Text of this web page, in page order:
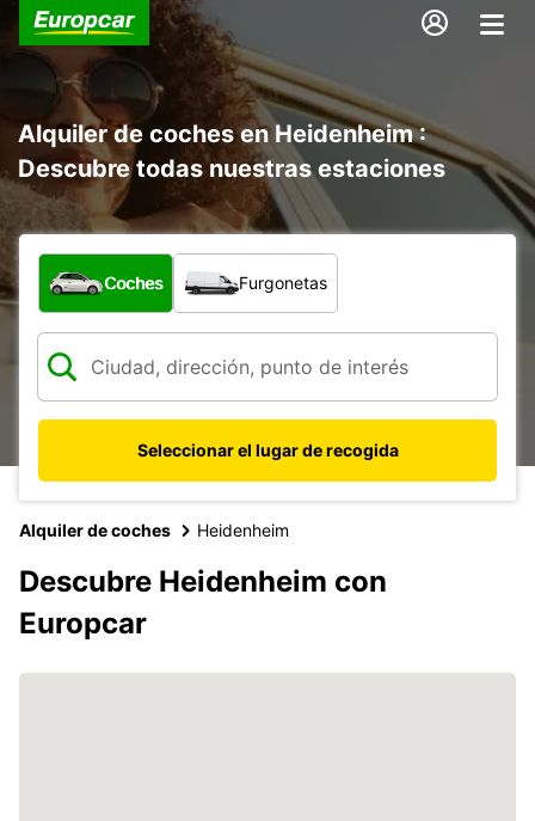
Alquiler de coches en Heidenheim :
Descubre todas nuestras estaciones
¿Qué tipo de vehículo?
Coches Furgonetas
Seleccionar el lugar de recogida
Alquiler de coches Heidenheim
Descubre Heidenheim con
Europcar